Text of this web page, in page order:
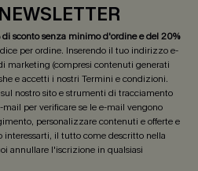
di sconto senza minimo d'ordine e del 20%
per ordine. Inserendo il tuo indirizzo e-
marketing (compresi contenuti generati
e accetti i nostri Termini e condizioni.
nostro sito e strumenti di tracciamento
per verificare se le e-mail vengono
personalizzare contenuti e offerte e
il tutto come descritto nella
annullare l'iscrizione in qualsiasi